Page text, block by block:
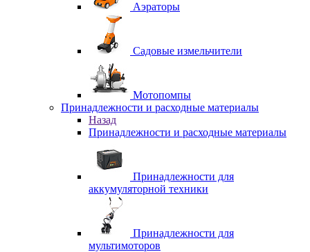
Аэраторы
Садовые измельчители
Мотопомпы
Принадлежности и расходные материалы
Назад
Принадлежности и расходные материалы
Принадлежности для
аккумуляторной техники
Принадлежности для
мультимоторов